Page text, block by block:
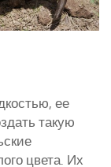
ее
такую
цвета. Их